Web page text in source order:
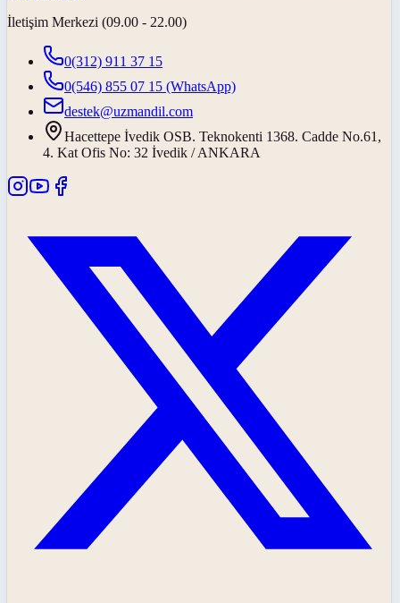
İletişim Merkezi (09.00 - 22.00)
0(312) 911 37 15
0(546) 855 07 15 (WhatsApp)
destek@uzmandil.com
Hacettepe İvedik OSB. Teknokenti 1368. Cadde No.61,
4. Kat Ofis No: 32 İvedik / ANKARA